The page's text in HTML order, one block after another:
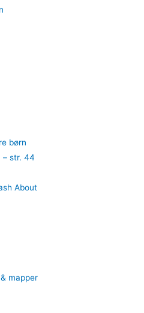
børn
str. 44
About
mapper